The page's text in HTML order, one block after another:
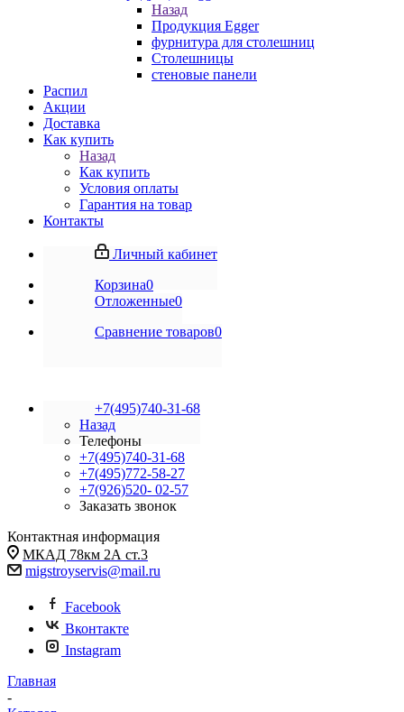
Назад
Продукция Egger
фурнитура для столешниц
Столешницы
стеновые панели
Распил
Акции
Доставка
Как купить
Назад
Как купить
Условия оплаты
Гарантия на товар
Контакты
Личный кабинет
Корзина0
Отложенные0
Сравнение товаров0
+7(495)740-31-68
Назад
Телефоны
+7(495)740-31-68
+7(495)772-58-27
+7(926)520- 02-57
Заказать звонок
Контактная информация
МКАД 78км 2А ст.3
migstroyservis@mail.ru
Facebook
Вконтакте
Instagram
Главная
-